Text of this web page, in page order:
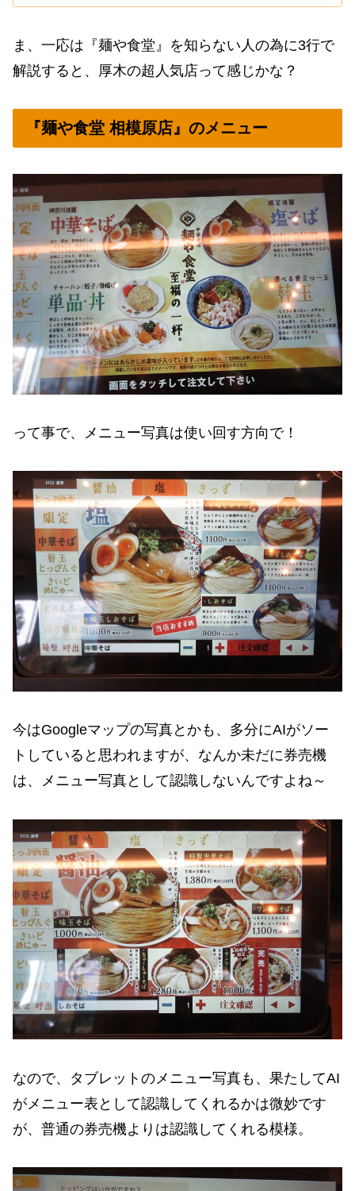
ま、一応は『麺や食堂』を知らない人の為に3行で
解説すると、厚木の超人気店って感じかな？
『麺や食堂 相模原店』のメニュー
って事で、メニュー写真は使い回す方向で！
今はGoogleマップの写真とかも、多分にAIがソー
トしていると思われますが、なんか未だに券売機
は、メニュー写真として認識しないんですよね～
なので、タブレットのメニュー写真も、果たしてAI
がメニュー表として認識してくれるかは微妙です
が、普通の券売機よりは認識してくれる模様。